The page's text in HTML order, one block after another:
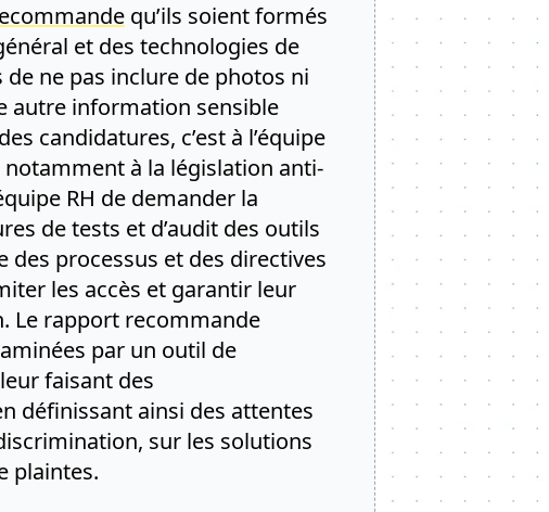
qu’ils soient formés
et des technologies de
ne pas inclure de photos ni
autre information sensible
candidatures, c’est à l’équipe
notamment à la législation anti-
RH de demander la
de tests et d’audit des outils
processus et des directives
les accès et garantir leur
Le rapport recommande
par un outil de
faisant des
définissant ainsi des attentes
sur les solutions
plaintes.